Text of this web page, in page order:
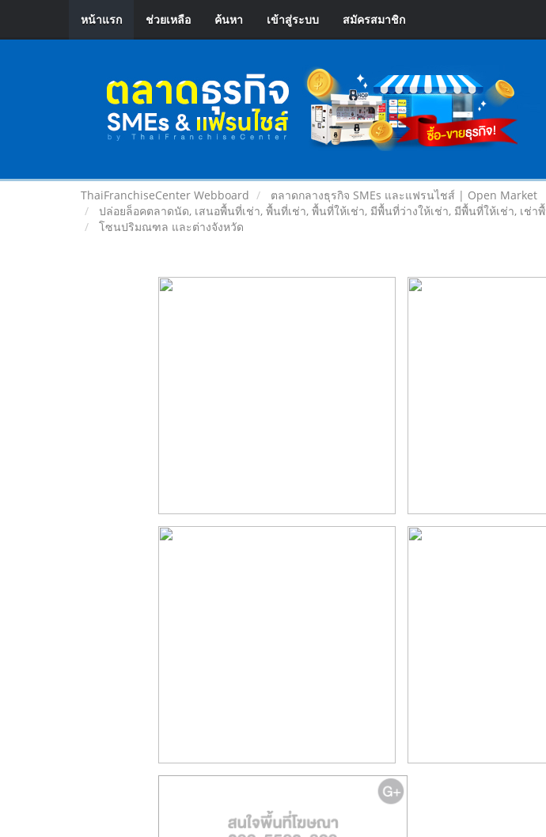
หน้าแรก ช่วยเหลือ ค้นหา เข้าสู่ระบบ สมัครสมาชิก
ThaiFranchiseCenter Webboard
ตลาดกลางธุรกิจ SMEs และแฟรนไชส์ | Open Market
ปล่อยล็อคตลาดนัด, เสนอพื้นที่เช่า, พื้นที่เช่า, พื้นที่ให้เช่า, มีพื้นที่ว่างให้เช่า, มีพื้นที่ให้เช่า, เช่
โซนปริมณฑล และต่างจังหวัด